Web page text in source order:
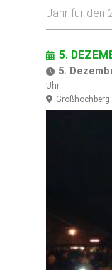
Jahr für den
5.
5.
Uhr
Großhöchberg